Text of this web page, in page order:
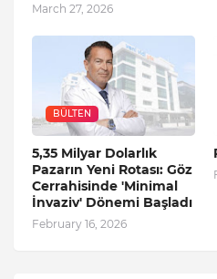
March 27, 2026
BÜLTEN
5,35 Milyar Dolarlık
Pazarın Yeni Rotası: Göz
Cerrahisinde 'Minimal
İnvaziv' Dönemi Başladı
February 16, 2026